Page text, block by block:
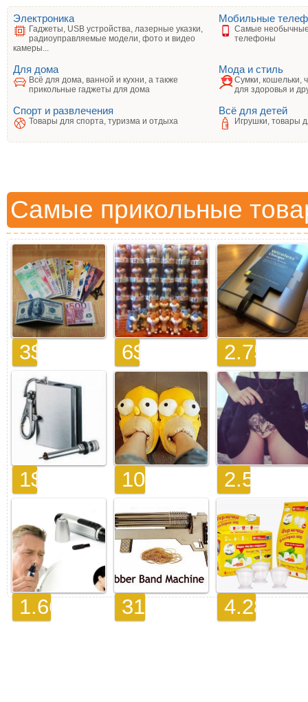
Электроника
Гаджеты, USB устройства, лазерные указки,
радиоуправляемые модели, фото и видео
камеры...
Мобильные
Самые
телефоны
Для дома
Всё для дома, ванной и кухни, а также
прикольные гаджеты для дома
Мода и стиль
Сумки, кошельки,
для здоровья и
Спорт и развлечения
Товары для спорта, туризма и отдыха
Всё для детей
Игрушки, товары
Самые прикольные